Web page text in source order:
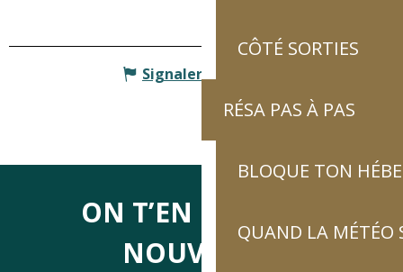
CÔTÉ SORTIES
RÉSA PAS À PAS
BLOQUE TON
QUAND LA MÉTÉO
Signaler une erreur
ON T’EN DIRA DES
NOUVELLES